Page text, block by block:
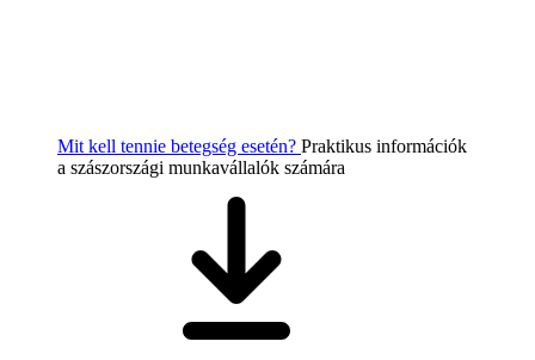
Mit kell tennie betegség esetén? Praktikus információk
a szászországi munkavállalók számára